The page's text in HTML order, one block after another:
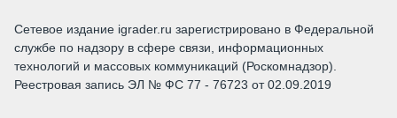
Сетевое издание igrader.ru зарегистрировано в Федеральной
службе по надзору в сфере связи, информационных
технологий и массовых коммуникаций (Роскомнадзор).
Реестровая запись ЭЛ № ФС 77 - 76723 от 02.09.2019